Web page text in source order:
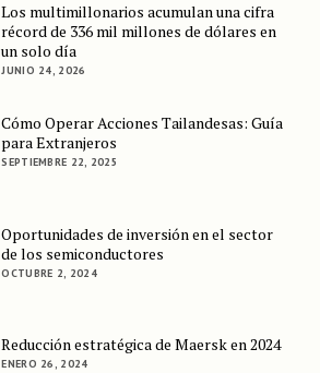
Los multimillonarios acumulan una cifra
récord de 336 mil millones de dólares en
un solo día
JUNIO 24, 2026
Cómo Operar Acciones Tailandesas: Guía
para Extranjeros
SEPTIEMBRE 22, 2025
Oportunidades de inversión en el sector
de los semiconductores
OCTUBRE 2, 2024
Reducción estratégica de Maersk en 2024
ENERO 26, 2024